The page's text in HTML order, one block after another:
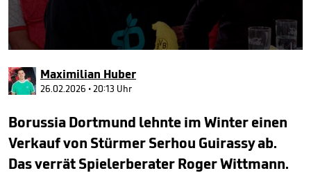
seconds
of
2
minutes,
seconds
Maximilian Huber
26.02.2026 • 20:13 Uhr
Borussia Dortmund lehnte im Winter einen
Verkauf von Stürmer Serhou Guirassy ab.
Das verrät Spielerberater Roger Wittmann.